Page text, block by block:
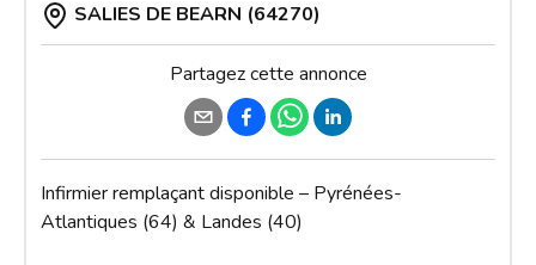
SALIES DE BEARN (64270)
Partagez cette annonce
Infirmier remplaçant disponible – Pyrénées-
Atlantiques (64) & Landes (40)